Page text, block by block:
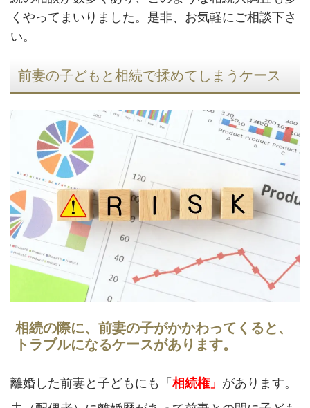
くやってまいりました。是非、お気軽にご相談下さ
い。
前妻の子どもと相続で揉めてしまうケース
相続の際に、前妻の子がかかわってくると、
トラブルになるケースがあります。
離婚した前妻と子どもにも「 相続権」 があります。